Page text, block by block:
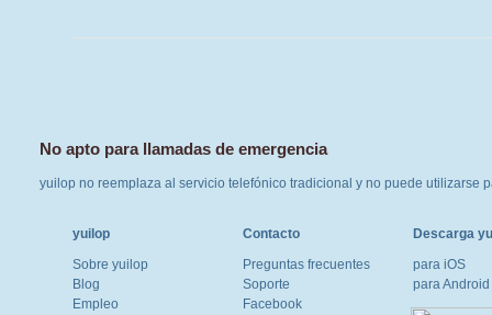
No apto para llamadas de emergencia
yuilop no reemplaza al servicio telefónico tradicional y no puede utilizarse
yuilop
Sobre yuilop
Blog
Empleo
Contacto
Preguntas frecuentes
Soporte
Facebook
Descarga
para iOS
para Android